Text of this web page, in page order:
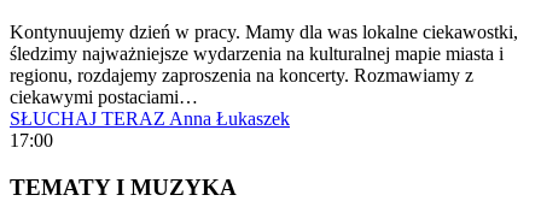
Kontynuujemy dzień w pracy. Mamy dla was lokalne ciekawostki,
śledzimy najważniejsze wydarzenia na kulturalnej mapie miasta i
regionu, rozdajemy zaproszenia na koncerty. Rozmawiamy z
ciekawymi postaciami…
SŁUCHAJ TERAZ Anna Łukaszek
17:00
TEMATY I MUZYKA